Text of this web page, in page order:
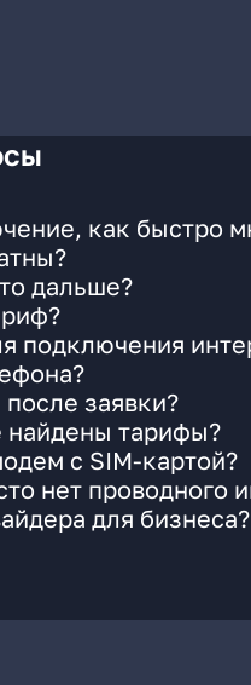
как быстро
дальше?
подключения
заявки?
найдены тарифы?
с SIM-картой?
нет проводного
для бизнеса?